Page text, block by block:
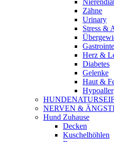
Zähne
Urinary
Stress &
Herz &
Diabetes
Gelenke
Haut &
NERVEN &
Hund Zuhause
Decken
Kuschelhöhlen